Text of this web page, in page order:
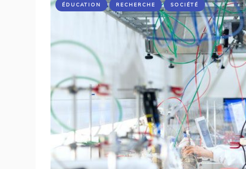
ÉDUCATION RECHERCHE SOCIÉTÉ